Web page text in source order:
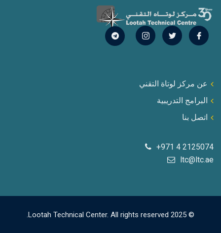
عن مركز لوتاة التقني
البرامج التدريبية
اتصل بنا
+971 4 2125074
ltc@ltc.ae
© 2025 Lootah Technical Center. All rights reserved.